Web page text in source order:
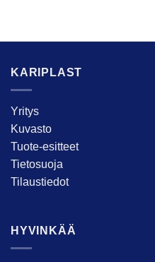
KARIPLAST
Yritys
Kuvasto
Tuote-esitteet
Tietosuoja
Tilaustiedot
HYVINKÄÄ